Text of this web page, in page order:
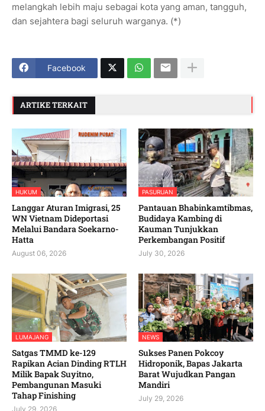
melangkah lebih maju sebagai kota yang aman, tangguh,
dan sejahtera bagi seluruh warganya. (*)
Facebook
ARTIKE TERKAIT
HUKUM
Langgar Aturan Imigrasi, 25
WN Vietnam Dideportasi
Melalui Bandara Soekarno-
Hatta
August 06, 2026
PASURUAN
Pantauan Bhabinkamtibmas,
Budidaya Kambing di
Kauman Tunjukkan
Perkembangan Positif
July 30, 2026
LUMAJANG
Satgas TMMD ke-129
Rapikan Acian Dinding RTLH
Milik Bapak Suyitno,
Pembangunan Masuki
Tahap Finishing
July 29, 2026
NEWS
Sukses Panen Pokcoy
Hidroponik, Bapas Jakarta
Barat Wujudkan Pangan
Mandiri
July 29, 2026